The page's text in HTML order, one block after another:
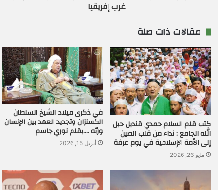
غرب إفريقيا
مقالات ذات صلة
كتب قلم السلام حمدي قنديل حبل
الله الجامع : نداء من قلب الصين
إلى الأمة الإسلامية في يوم عرفة
مايو 26, 2026
في ذكرى ميلاد الشيخ السلطان
الكسنزان وتجديد العهد بين الإنسان
وربّه ….بقلم نوري جاسم
أبريل 15, 2026